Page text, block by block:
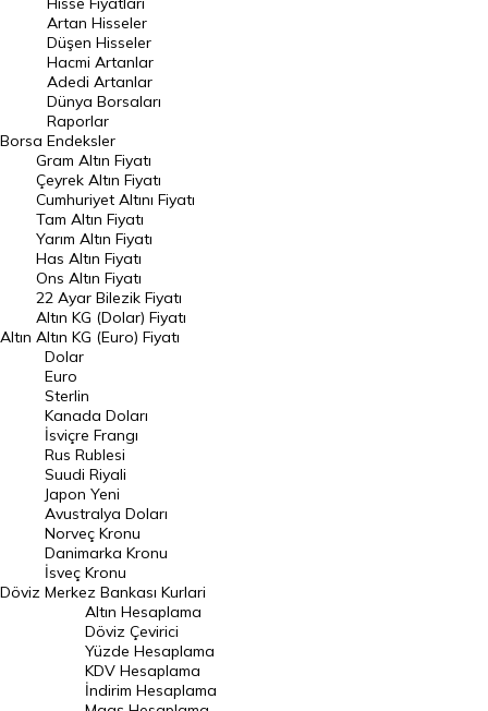
En Çok Düşen Hisseler
Hacmi Artanlar
Geçmiş Kapanışlar
Dünya Borsaları
Raporlar
Endeksler
DÖVİZ
Döviz Kuru
Dolar Kuru
Euro Kuru
Pound Kuru
Frank Kuru
Riyal Kuru
Avustralya Doları
Danimarka Kronu Kuru
Kanada Doları Kuru
Norveç Kronu Kuru
İsveç Kronu Kuru
Japon Yeni Kuru
Serbest Piyasa Döviz Kurları
Borsa
Artan Hisseler
Düşen Hisseler
Hacmi Artanlar
Adedi Artanlar
Dünya Borsaları
Raporlar
Endeksler
Altın
Gram Altın Fiyatı
Çeyrek Altın Fiyatı
Cumhuriyet Altını Fiyatı
Tam Altın Fiyatı
Yarım Altın Fiyatı
Has Altın Fiyatı
Ons Altın Fiyatı
22 Ayar Bilezik Fiyatı
Altın KG (Dolar) Fiyatı
Altın KG (Euro) Fiyatı
Döviz
Dolar
Euro
Sterlin
Kanada Doları
İsviçre Frangı
Rus Rublesi
Suudi Riyali
Japon Yeni
Avustralya Doları
Norveç Kronu
Danimarka Kronu
İsveç Kronu
Merkez Bankası Kurlari
Altın Hesaplama
Döviz Çevirici
Yüzde Hesaplama
KDV Hesaplama
İndirim Hesaplama